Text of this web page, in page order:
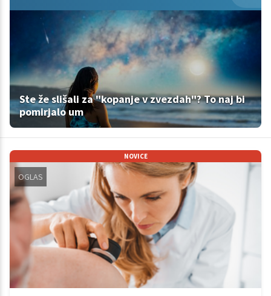
Ste že slišali za "kopanje v zvezdah"? To naj bi
pomirjalo um
NOVICE
OGLAS